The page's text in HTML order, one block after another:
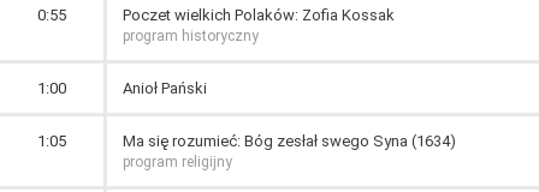
0:55 Poczet wielkich Polaków: Zofia Kossak
program historyczny
1:00 Anioł Pański
1:05 Ma się rozumieć: Bóg zesłał swego Syna (1634)
program religijny